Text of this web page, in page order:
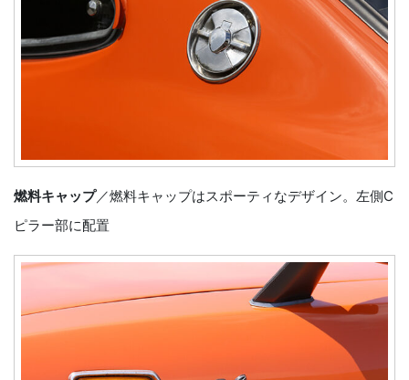
燃料キャップ／燃料キャップはスポーティなデザイン。左側C
ピラー部に配置